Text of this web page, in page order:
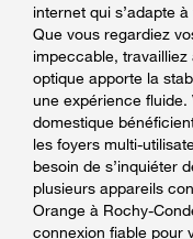
internet qui s’adapte
Que vous regardiez
impeccable,
optique apporte la
une expérience
domestique
les foyers multi-
besoin de s’inquiéter
plusieurs appareils
Orange à Rochy-
connexion fiable pour